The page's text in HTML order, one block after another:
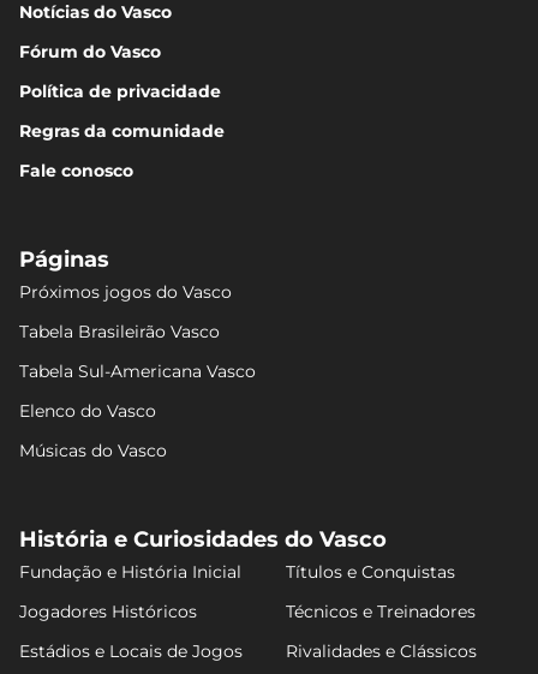
Notícias do Vasco
Fórum do Vasco
Política de privacidade
Regras da comunidade
Fale conosco
Páginas
Próximos jogos do Vasco
Tabela Brasileirão Vasco
Tabela Sul-Americana Vasco
Elenco do Vasco
Músicas do Vasco
História e Curiosidades do Vasco
Fundação e História Inicial
Títulos e Conquistas
Jogadores Históricos
Técnicos e Treinadores
Estádios e Locais de Jogos
Rivalidades e Clássicos